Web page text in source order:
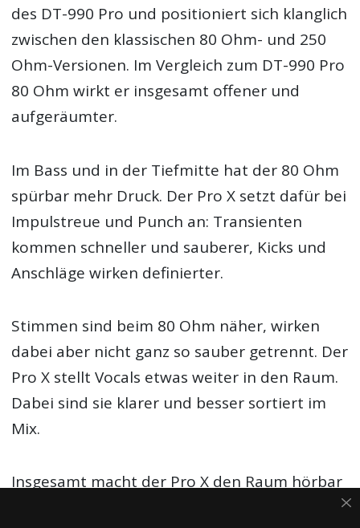
des DT-990 Pro und positioniert sich klanglich
zwischen den klassischen 80 Ohm- und 250
Ohm-Versionen. Im Vergleich zum DT-990 Pro
80 Ohm wirkt er insgesamt offener und
aufgeräumter.
Im Bass und in der Tiefmitte hat der 80 Ohm
spürbar mehr Druck. Der Pro X setzt dafür bei
Impulstreue und Punch an: Transienten
kommen schneller und sauberer, Kicks und
Anschläge wirken definierter.
Stimmen sind beim 80 Ohm näher, wirken
dabei aber nicht ganz so sauber getrennt. Der
Pro X stellt Vocals etwas weiter in den Raum.
Dabei sind sie klarer und besser sortiert im
Mix.
Insgesamt macht der Pro X den Raum hörbar